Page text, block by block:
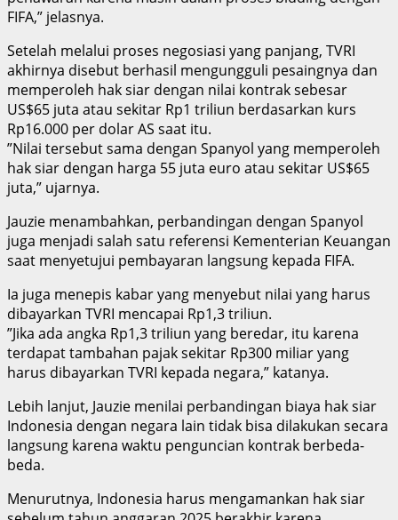
FIFA,” jelasnya.
‎Setelah melalui proses negosiasi yang panjang, TVRI
akhirnya disebut berhasil mengungguli pesaingnya dan
memperoleh hak siar dengan nilai kontrak sebesar
US$65 juta atau sekitar Rp1 triliun berdasarkan kurs
Rp16.000 per dolar AS saat itu.
‎”Nilai tersebut sama dengan Spanyol yang memperoleh
hak siar dengan harga 55 juta euro atau sekitar US$65
juta,” ujarnya.
‎Jauzie menambahkan, perbandingan dengan Spanyol
juga menjadi salah satu referensi Kementerian Keuangan
saat menyetujui pembayaran langsung kepada FIFA.
‎Ia juga menepis kabar yang menyebut nilai yang harus
dibayarkan TVRI mencapai Rp1,3 triliun.
‎”Jika ada angka Rp1,3 triliun yang beredar, itu karena
terdapat tambahan pajak sekitar Rp300 miliar yang
harus dibayarkan TVRI kepada negara,” katanya.
‎Lebih lanjut, Jauzie menilai perbandingan biaya hak siar
Indonesia dengan negara lain tidak bisa dilakukan secara
langsung karena waktu penguncian kontrak berbeda-
beda.
‎Menurutnya, Indonesia harus mengamankan hak siar